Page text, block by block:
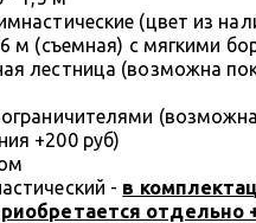
(цвет из
м (съемная) с мягкими
лестница (возможна
ограничителями
+200 руб)
- в
отдельно